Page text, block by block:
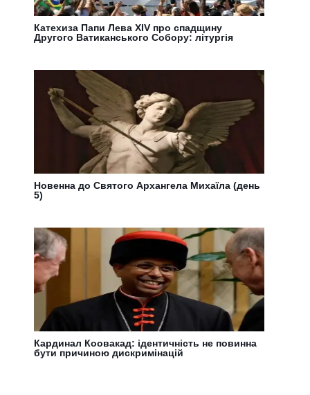
Катехиза Папи Лева XIV про спадщину
Другого Ватиканського Собору: літургія
Новенна до Святого Архангела Михаїла (день
5)
Кардинал Коовакад: ідентичність не повинна
бути причиною дискримінацій